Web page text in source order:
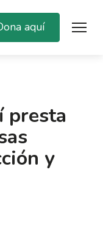
aquí
presta
y